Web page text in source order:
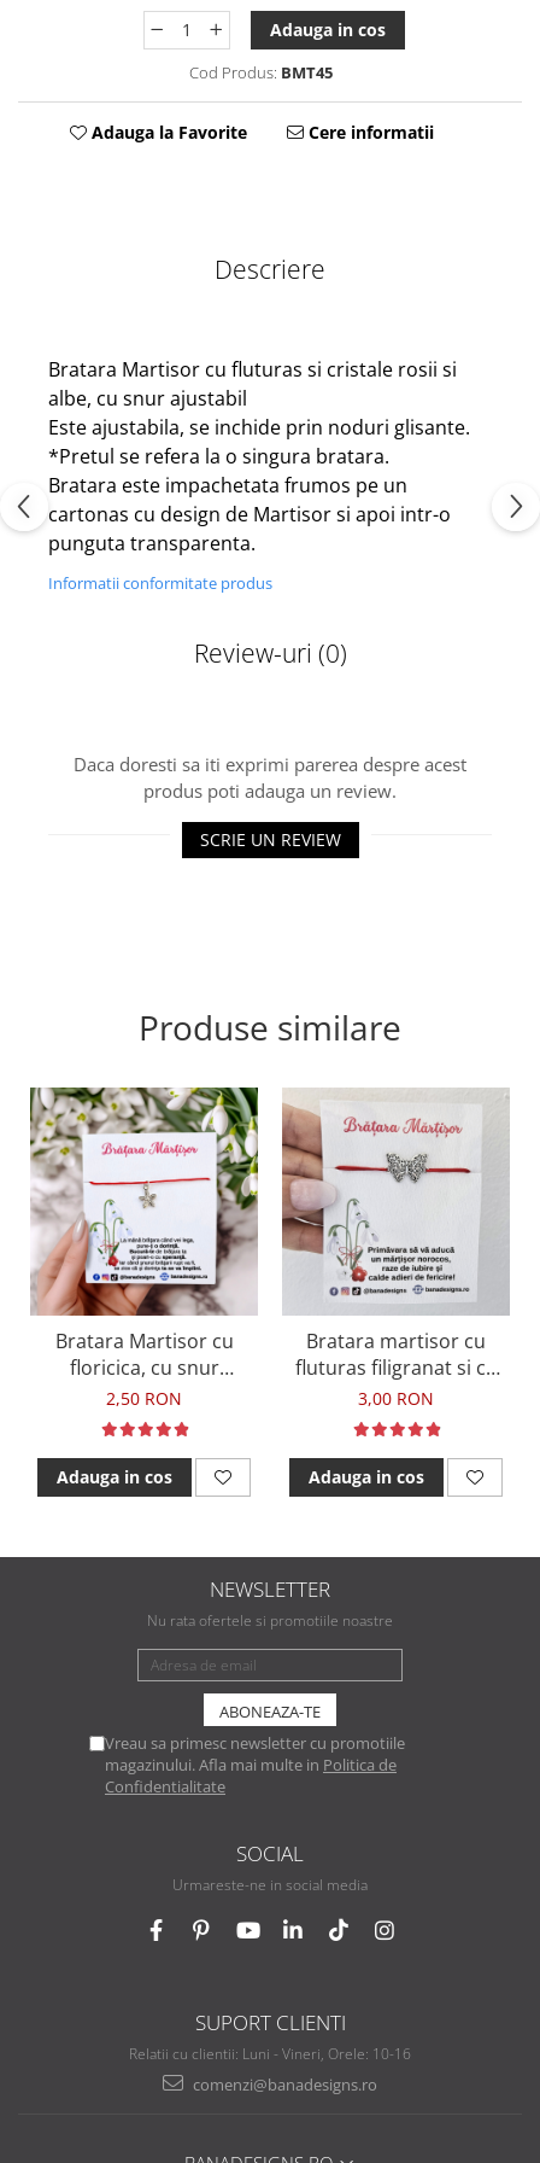
Tablou Personalizat
Adauga in cos
Cod Produs: BMT45
Adauga la Favorite Cere informatii
Descriere
Bratara Martisor cu fluturas si cristale rosii si
albe, cu snur ajustabil
Este ajustabila, se inchide prin noduri glisante.
*Pretul se refera la o singura bratara.
Bratara este impachetata frumos pe un
cartonas cu design de Martisor si apoi intr-o
punguta transparenta.
Informatii conformitate produs
Review-uri (0)
Daca doresti sa iti exprimi parerea despre acest
produs poti adauga un review.
SCRIE UN REVIEW
Produse similare
Bratara Martisor cu
floricica, cu snur
ajustabil
2,50 RON
Adauga in cos
Bratara martisor cu
fluturas filigranat si cu
snur ajustabil rosu
3,00 RON
Adauga in cos
NEWSLETTER
Nu rata ofertele si promotiile noastre
Vreau sa primesc newsletter cu promotiile
magazinului. Afla mai multe in Politica de
Confidentialitate
SOCIAL
Urmareste-ne in social media
SUPORT CLIENTI
Relatii cu clientii: Luni - Vineri, Orele: 10-16
comenzi@banadesigns.ro